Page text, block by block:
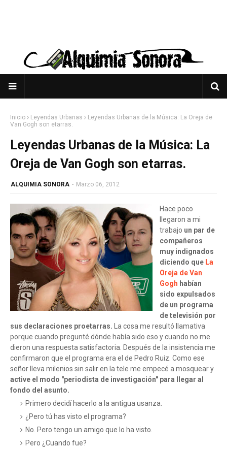
Inicio Leyendas Urbanas
Leyendas Urbanas de la Música: La Oreja de
Van Gogh son etarras.
Leyendas Urbanas de la Música: La
Oreja de Van Gogh son etarras.
ALQUIMIA SONORA - Marzo 06, 2012
Hace poco
llegaron a mi
trabajo un par de
compañeros
muy indignados
diciendo que La
Oreja de Van
Gogh habían
sido expulsados
de un programa
de televisión por
sus declaraciones proetarras. La cosa me resultó llamativa
porque cuando pregunté dónde había sido eso y cuando no me
dieron una respuesta satisfactoria. Después de la insistencia me
confirmaron que el programa era el de Pedro Ruiz. Como ese
señor lleva milenios sin salir en la tele me empecé a mosquear y
active el modo "periodista de investigación" para llegar al
fondo del asunto.
Primero decidí hacerlo a la antigua usanza.
¿Pero tú has visto el programa?
No. Pero tengo un amigo que lo ha visto.
Pero ¿Cuando fue?